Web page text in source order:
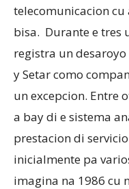
telecomunicacion cu
bisa. Durante e tres
registra un
y Setar como
un excepcion. Entre
a bay di e sistema
prestacion di
inicialmente pa
imagina na 1986 cu